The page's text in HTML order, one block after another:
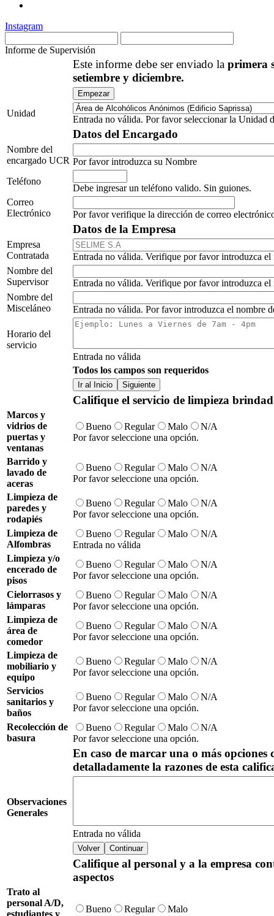
Instagram
Informe de Supervisión
Este informe debe ser enviado la primera
setiembre y diciembre.
Unidad
Entrada no válida. Por favor seleccionar la Unidad
Datos del Encargado
Nombre del
encargado UCR Por favor introduzca su Nombre
Teléfono
Debe ingresar un teléfono valido. Sin guiones.
Correo
Electrónico
Por favor verifique la dirección de correo
Datos de la Empresa
Empresa
Contratada
Entrada no válida. Verifique por favor introduzca el
Nombre del
Supervisor
Entrada no válida. Verifique por favor introduzca el
Nombre del
Misceláneo
Entrada no válida. Por favor introduzca el nombre
Horario del
servicio
Entrada no válida
Todos los campos son requeridos
Ir al Inicio Siguiente
Califique el servicio de limpieza
Marcos y
vidrios de
puertas y
ventanas
Bueno Regular Malo
N/A
Por favor seleccione una opción.
Barrido y
lavado de
aceras
Bueno Regular Malo
N/A
Por favor seleccione una opción.
Limpieza de
paredes y
rodapiés
Bueno Regular Malo
N/A
Por favor seleccione una opción.
Limpieza de
Alfombras
Bueno Regular Malo
N/A
Entrada no válida
Limpieza y/o
encerado de
pisos
Bueno Regular Malo
N/A
Por favor seleccione una opción.
Cielorrasos y
lámparas
Bueno Regular Malo
N/A
Por favor seleccione una opción.
Limpieza de
área de
comedor
Bueno Regular Malo
N/A
Por favor seleccione una opción.
Limpieza de
mobiliario y
equipo
Bueno Regular Malo
N/A
Por favor seleccione una opción.
Servicios
sanitarios y
baños
Bueno Regular Malo
N/A
Por favor seleccione una opción.
Recolección de
basura
Bueno Regular Malo
N/A
Por favor seleccione una opción.
En caso de marcar una o más
detalladamente la razones de esta
Observaciones
Generales
Entrada no válida
Califique al personal y a la empresa
aspectos
Trato al
personal A/D,
estudiantes y
Bueno Regular
Malo